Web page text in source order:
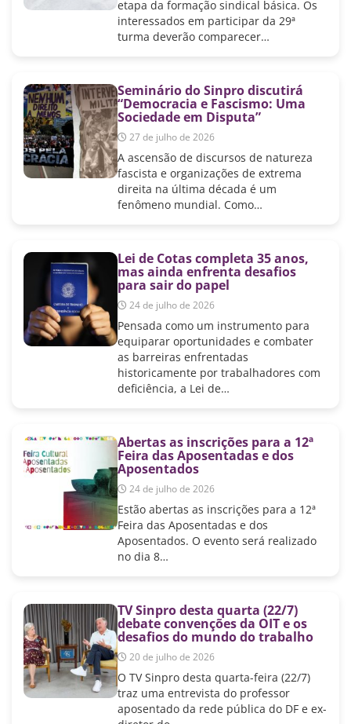
etapa da formação sindical básica. Os
interessados em participar da 29ª
turma deverão comparecer…
Seminário do Sinpro discutirá
“Democracia e Fascismo: Uma
Sociedade em Disputa”
27 de julho de 2026
A ascensão de discursos de natureza
fascista e organizações de extrema
direita na última década é um
fenômeno mundial. Como…
Lei de Cotas completa 35 anos,
mas ainda enfrenta desafios
para sair do papel
24 de julho de 2026
Pensada como um instrumento para
equiparar oportunidades e combater
as barreiras enfrentadas
historicamente por trabalhadores com
deficiência, a Lei de…
Abertas as inscrições para a 12ª
Feira das Aposentadas e dos
Aposentados
24 de julho de 2026
Estão abertas as inscrições para a 12ª
Feira das Aposentadas e dos
Aposentados. O evento será realizado
no dia 8…
TV Sinpro desta quarta (22/7)
debate convenções da OIT e os
desafios do mundo do trabalho
20 de julho de 2026
O TV Sinpro desta quarta-feira (22/7)
traz uma entrevista do professor
aposentado da rede pública do DF e ex-